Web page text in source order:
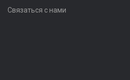
Связаться с нами